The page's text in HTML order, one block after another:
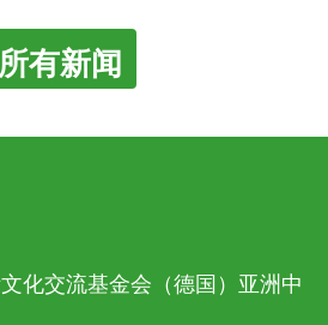
所有新闻
化交流基金会（德国）亚洲中